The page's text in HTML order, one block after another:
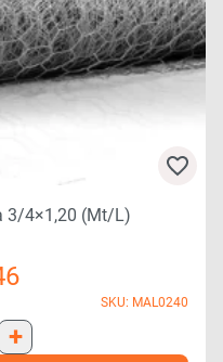
3/4×1,20 (mt/l)
SKU: MAL0240
+